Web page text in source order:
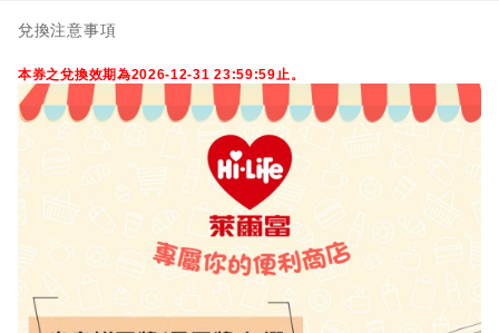
兌換注意事項
本券之兌換效期為2026-12-31 23:59:59止。